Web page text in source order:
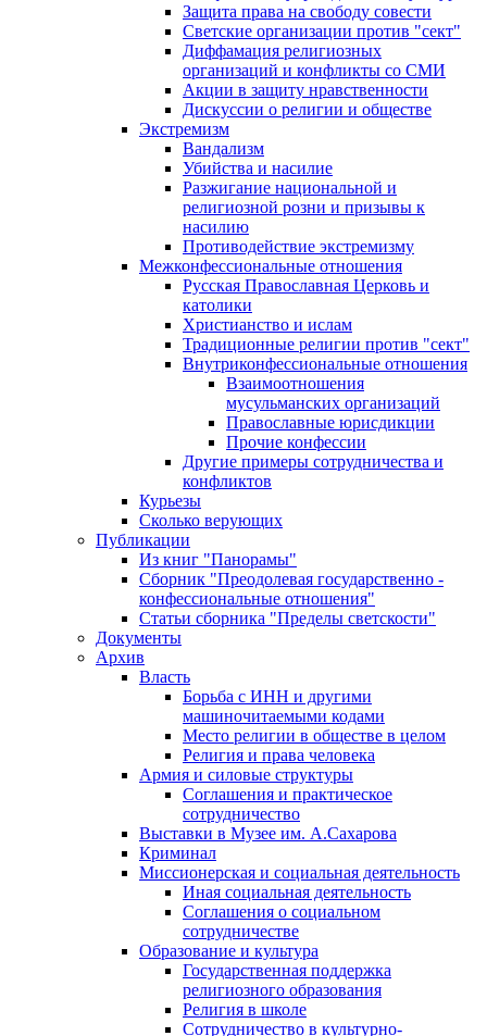
Защита права на свободу совести
Светские организации против "сект"
Диффамация религиозных
организаций и конфликты со СМИ
Акции в защиту нравственности
Дискуссии о религии и обществе
Экстремизм
Вандализм
Убийства и насилие
Разжигание национальной и
религиозной розни и призывы к
насилию
Противодействие экстремизму
Межконфессиональные отношения
Русская Православная Церковь и
католики
Христианство и ислам
Традиционные религии против "сект"
Внутриконфессиональные отношения
Взаимоотношения
мусульманских организаций
Православные юрисдикции
Прочие конфессии
Другие примеры сотрудничества и
конфликтов
Курьезы
Сколько верующих
Публикации
Из книг "Панорамы"
Сборник "Преодолевая государственно -
конфессиональные отношения"
Статьи сборника "Пределы светскости"
Документы
Архив
Власть
Борьба с ИНН и другими
машиночитаемыми кодами
Место религии в обществе в целом
Религия и права человека
Армия и силовые структуры
Соглашения и практическое
сотрудничество
Выставки в Музее им. А.Сахарова
Криминал
Миссионерская и социальная деятельность
Иная социальная деятельность
Соглашения о социальном
сотрудничестве
Образование и культура
Государственная поддержка
религиозного образования
Религия в школе
Сотрудничество в культурно-